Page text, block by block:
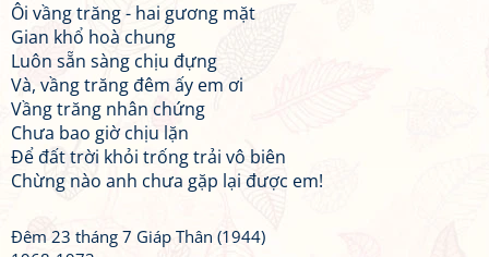
Ôi vầng trăng - hai gương mặt
Gian khổ hoà chung
Luôn sẵn sàng chịu đựng
Và, vầng trăng đêm ấy em ơi
Vầng trăng nhân chứng
Chưa bao giờ chịu lặn
Để đất trời khỏi trống trải vô biên
Chừng nào anh chưa gặp lại được em!
Đêm 23 tháng 7 Giáp Thân (1944)